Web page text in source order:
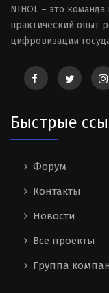
NIHOL – это
практический опыт
цифровизации
Быстрые
Форум
Контакты
Новости
Все проекты
Группа